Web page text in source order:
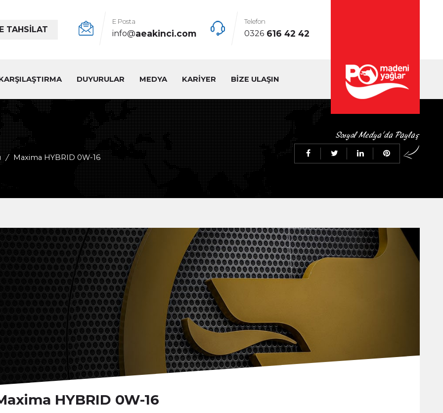
TAHSİLAT
E Posta
info@aeakinci.com
Telefon
0326 616 42 42
DUYURULAR MEDYA KARİYER BİZE ULAŞIN
/ Maxima HYBRID 0W-16
HYBRID 0W-16